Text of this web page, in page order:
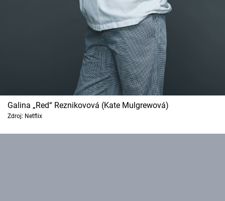
Galina „Red“ Reznikovová (Kate Mulgrewová)
Zdroj: Netflix